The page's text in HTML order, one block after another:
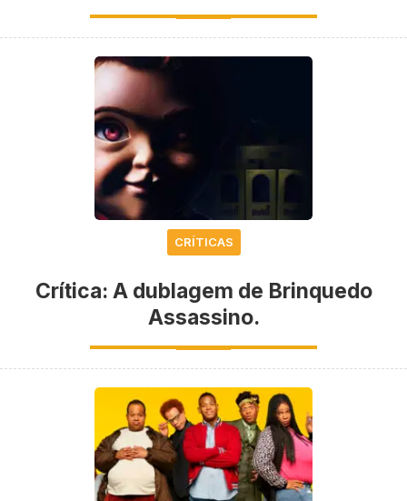
CRÍTICAS
Crítica: A dublagem de Brinquedo
Assassino.